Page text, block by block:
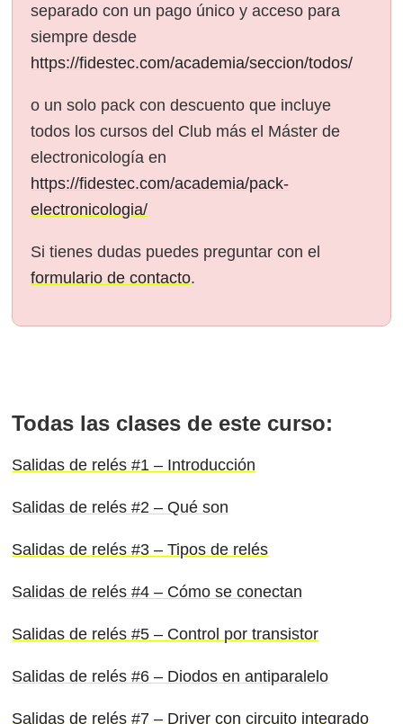
separado con un pago único y acceso para
siempre desde
https://fidestec.com/academia/seccion/todos/
o un solo pack con descuento que incluye
todos los cursos del Club más el Máster de
electronicología en
https://fidestec.com/academia/pack-
electronicologia/
Si tienes dudas puedes preguntar con el
formulario de contacto.
Todas las clases de este curso:
Salidas de relés #1 – Introducción
Salidas de relés #2 – Qué son
Salidas de relés #3 – Tipos de relés
Salidas de relés #4 – Cómo se conectan
Salidas de relés #5 – Control por transistor
Salidas de relés #6 – Diodos en antiparalelo
Salidas de relés #7 – Driver con circuito integrado